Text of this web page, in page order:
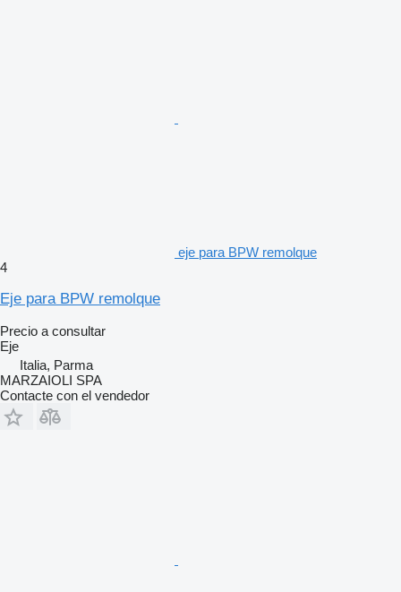
eje para BPW remolque
4
Eje para BPW remolque
Precio a consultar
Eje
Italia, Parma
MARZAIOLI SPA
Contacte con el vendedor